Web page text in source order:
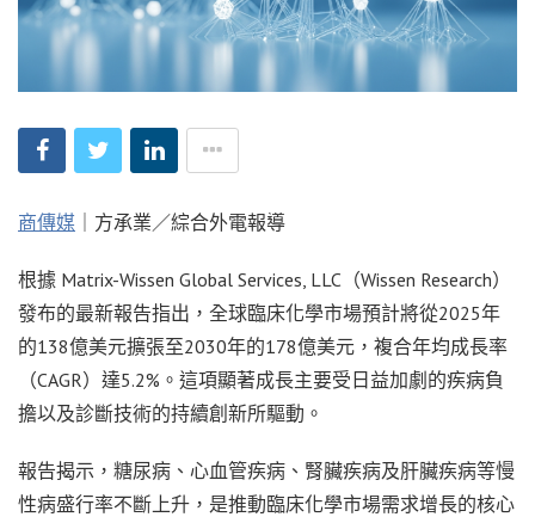
商傳媒 ｜方承業／綜合外電報導
根據 Matrix-Wissen Global Services, LLC（Wissen Research）
發布的最新報告指出，全球臨床化學市場預計將從2025年
的138億美元擴張至2030年的178億美元，複合年均成長率
（CAGR）達5.2%。這項顯著成長主要受日益加劇的疾病負
擔以及診斷技術的持續創新所驅動。
報告揭示，糖尿病、心血管疾病、腎臟疾病及肝臟疾病等慢
性病盛行率不斷上升，是推動臨床化學市場需求增長的核心